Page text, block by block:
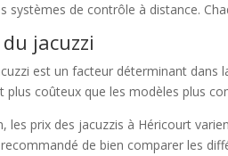
systèmes de contrôle à distance.
jacuzzi
est un facteur déterminant dans
plus coûteux que les modèles plus
les prix des jacuzzis à Héricourt
de bien comparer les